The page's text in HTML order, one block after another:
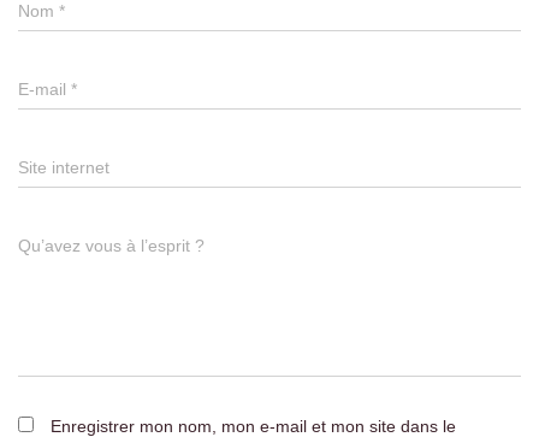
Nom *
E-mail *
Site internet
Qu’avez vous à l’esprit ?
Enregistrer mon nom, mon e-mail et mon site dans le